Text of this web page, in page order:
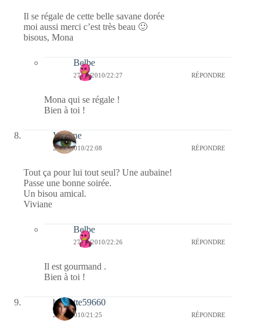
Il se régale de cette belle savane dorée
moi aussi merci c’est très beau 🙂
bisous, Mona
Belbe
27/01/2010/22:27 RÉPONDRE
Mona qui se régale !
Bien à toi !
Viviane
27/01/2010/22:08 RÉPONDRE
Tout ça pour lui tout seul? Une aubaine!
Passe une bonne soirée.
Un bisou amical.
Viviane
Belbe
27/01/2010/22:26 RÉPONDRE
Il est gourmand .
Bien à toi !
biquette59660
27/01/2010/21:25 RÉPONDRE